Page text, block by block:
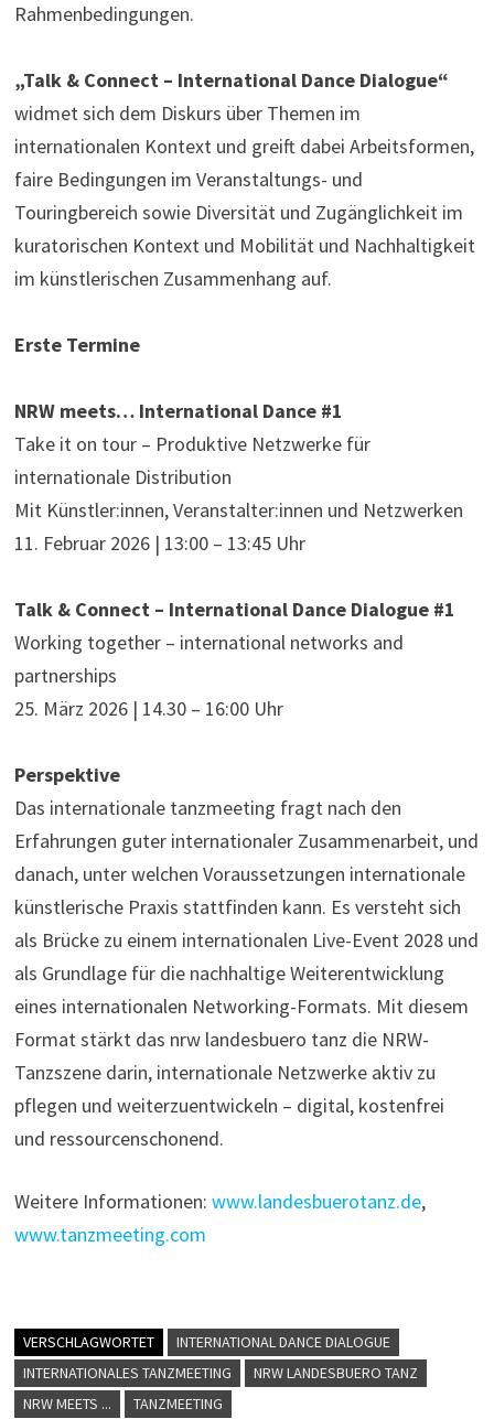
Rahmenbedingungen.
„Talk & Connect – International Dance Dialogue“
widmet sich dem Diskurs über Themen im
internationalen Kontext und greift dabei Arbeitsformen,
faire Bedingungen im Veranstaltungs- und
Touringbereich sowie Diversität und Zugänglichkeit im
kuratorischen Kontext und Mobilität und Nachhaltigkeit
im künstlerischen Zusammenhang auf.
Erste Termine
NRW meets… International Dance #1
Take it on tour – Produktive Netzwerke für
internationale Distribution
Mit Künstler:innen, Veranstalter:innen und Netzwerken
11. Februar 2026 | 13:00 – 13:45 Uhr
Talk & Connect – International Dance Dialogue #1
Working together – international networks and
partnerships
25. März 2026 | 14.30 – 16:00 Uhr
Perspektive
Das internationale tanzmeeting fragt nach den
Erfahrungen guter internationaler Zusammenarbeit, und
danach, unter welchen Voraussetzungen internationale
künstlerische Praxis stattfinden kann. Es versteht sich
als Brücke zu einem internationalen Live-Event 2028 und
als Grundlage für die nachhaltige Weiterentwicklung
eines internationalen Networking-Formats. Mit diesem
Format stärkt das nrw landesbuero tanz die NRW-
Tanzszene darin, internationale Netzwerke aktiv zu
pflegen und weiterzuentwickeln – digital, kostenfrei
und ressourcenschonend.
Weitere Informationen:www.landesbuerotanz.de,
www.tanzmeeting.com
VERSCHLAGWORTET
INTERNATIONAL DANCE DIALOGUE
INTERNATIONALES TANZMEETING
NRW LANDESBUERO TANZ
NRW MEETS ...
TANZMEETING